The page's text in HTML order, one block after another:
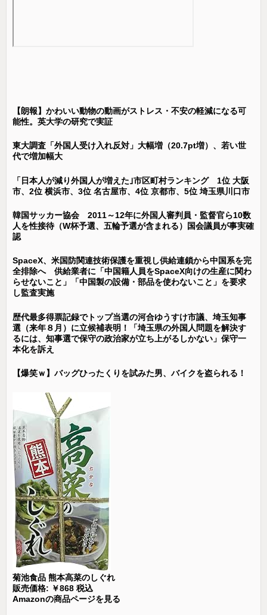
【朗報】かわいい動物の動画がストレス・不安の軽減になる可
能性。英大学の研究で実証
東大調査「外国人受け入れ反対」大幅増（20.7pt増）、若い世
代で増加幅大
「日本人が減り外国人が増えた｣市区町村ランキング 1位 大阪
市、2位 横浜市、3位 名古屋市、4位 京都市、5位 埼玉県川口市
韓国サッカー協会 2011～12年に外国人審判員・監督官ら10数
人を性接待（W杯予選、五輪予選が含まれる）国会議員が事実確
認
SpaceX、米国防関連技術保護を重視し供給連鎖から中国系を完
全排除へ 供給業者に「中国籍人員をSpaceX向けの生産に関わ
らせないこと」「中国製の設備・部品を使わないこと」を要求
し監査実施
歴代最多得票記録でトップ当選の河合ゆうすけ市議、埼玉知事
選（来年８月）に立候補表明！「埼玉県の外国人問題を解決す
るには、知事選で保守の政治家が立ち上がるしかない」保守一
本化を訴え
【爆笑ｗ】バッグひったくりを試みた男、バイクを盗られる！
菊池食品 熊本高菜のしぐれ
販売価格: ￥868 税込
Amazonの商品ページを見る